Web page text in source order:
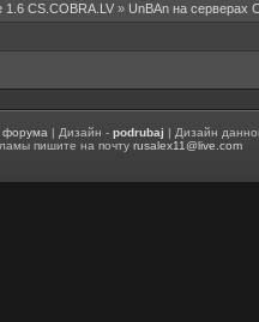
CS.COBRA.LV » UnBAn на серверах
форума | Дизайн -podrubaj | Дизайн
пишите на почтуrusalex11@live.com